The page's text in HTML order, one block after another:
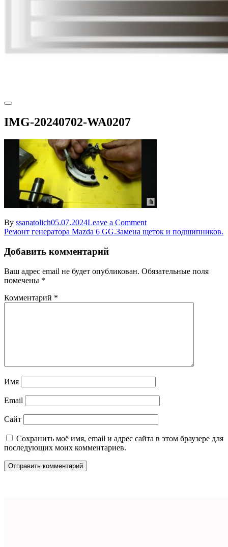
IMG-20240702-WA0207
By ssanatolich05.07.2024Leave a Commenton
IMG-
Навигация
по
записям
Ремонт генератора Mazda 6 GG.Замена щеток и подшипников.
Добавить комментарий
Ваш адрес email не будет опубликован. Обязательные поля
помечены *
Комментарий *
Имя
Email
Сайт
Сохранить моё имя, email и адрес сайта в этом браузере для
последующих моих комментариев.